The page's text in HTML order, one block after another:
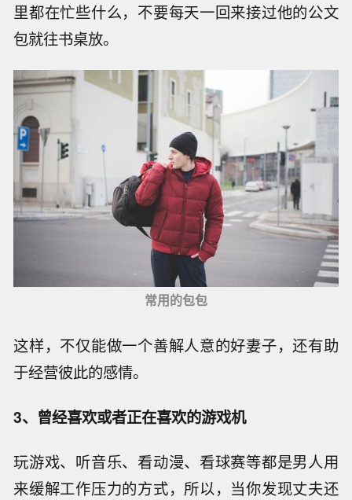
里都在忙些什么，不要每天一回来接过他的公文
包就往书桌放。
常用的包包
这样，不仅能做一个善解人意的好妻子，还有助
于经营彼此的感情。
3、曾经喜欢或者正在喜欢的游戏机
玩游戏、听音乐、看动漫、看球赛等都是男人用
来缓解工作压力的方式，所以，当你发现丈夫还